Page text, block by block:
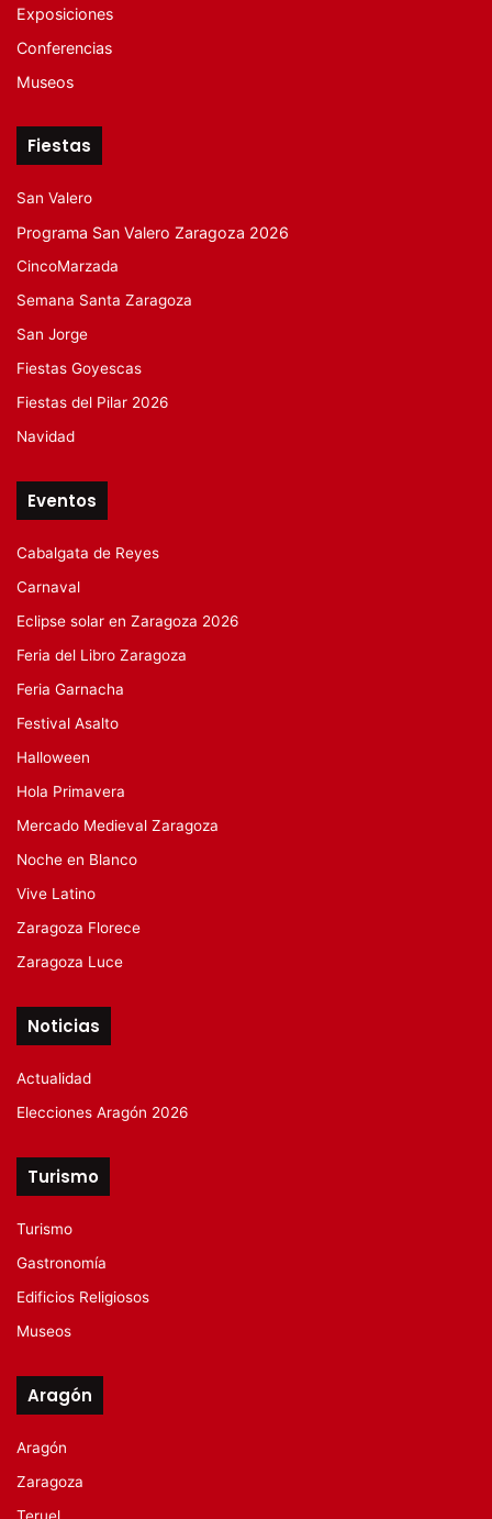
Exposiciones
Conferencias
Museos
Fiestas
San Valero
Programa San Valero Zaragoza 2026
CincoMarzada
Semana Santa Zaragoza
San Jorge
Fiestas Goyescas
Fiestas del Pilar 2026
Navidad
Eventos
Cabalgata de Reyes
Carnaval
Eclipse solar en Zaragoza 2026
Feria del Libro Zaragoza
Feria Garnacha
Festival Asalto
Halloween
Hola Primavera
Mercado Medieval Zaragoza
Noche en Blanco
Vive Latino
Zaragoza Florece
Zaragoza Luce
Noticias
Actualidad
Elecciones Aragón 2026
Turismo
Turismo
Gastronomía
Edificios Religiosos
Museos
Aragón
Aragón
Zaragoza